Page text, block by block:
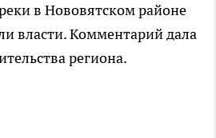
в Нововятском районе
власти. Комментарий дала
региона.